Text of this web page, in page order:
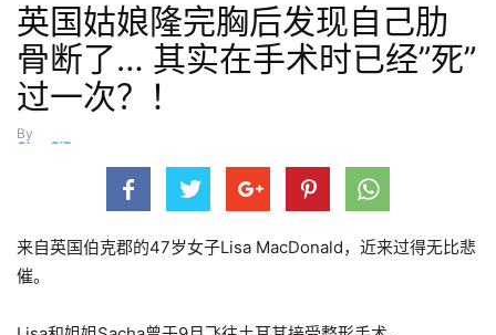
英国姑娘隆完胸后发现自己肋
骨断了… 其实在手术时已经”死”
过一次？！
By
ChenQiBo
来自英国伯克郡的47岁女子Lisa MacDonald，近来过得无比悲
催。